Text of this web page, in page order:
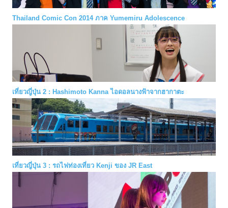
Thailand Comic Con 2014 ภาค Yumemiru Adolescence
เที่ยวญี่ปุ่น 2 : Hashimoto Kanna ไอดอลนางฟ้าจากฮากาตะ
เที่ยวญี่ปุ่น 3 : รถไฟท่องเที่ยว Kenji ของ JR East